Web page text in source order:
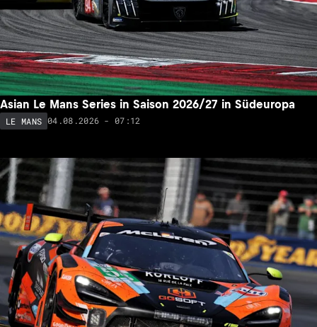
Asian Le Mans Series in Saison 2026/27 in Südeuropa
LE MANS 04.08.2026 - 07:12